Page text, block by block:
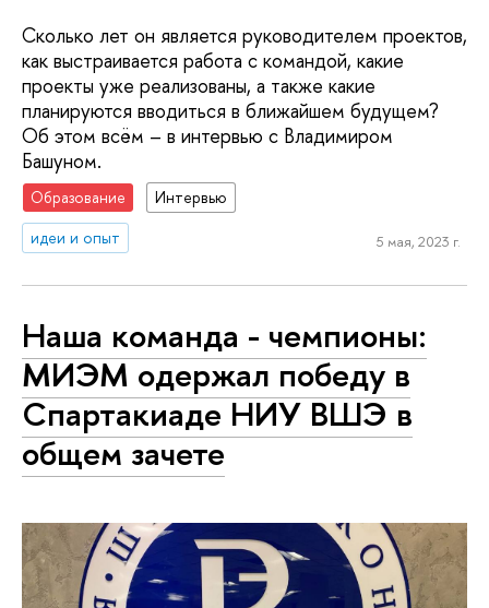
Сколько лет он является руководителем проектов,
как выстраивается работа с командой, какие
проекты уже реализованы, а также какие
планируются вводиться в ближайшем будущем?
Об этом всём – в интервью с Владимиром
Башуном.
Образование
Интервью
идеи и опыт
5 мая, 2023 г.
Наша команда - чемпионы:
МИЭМ одержал победу в
Спартакиаде НИУ ВШЭ в
общем зачете